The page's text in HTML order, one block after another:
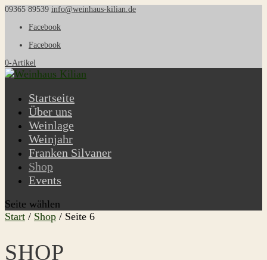
09365 89539 info@weinhaus-kilian.de
Facebook
Facebook
0-Artikel
Startseite
Über uns
Weinlage
Weinjahr
Franken Silvaner
Shop
Events
Seite wählen
Start / Shop / Seite 6
SHOP